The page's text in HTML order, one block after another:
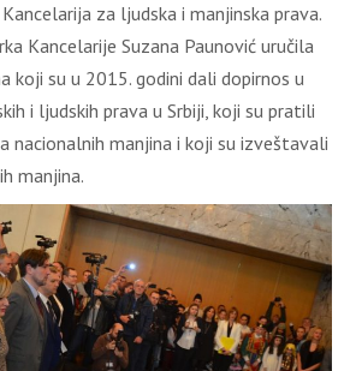
za ljudska i manjinska prava.
Kancelarije Suzana Paunović uručila
koji su u 2015. godini dali dopirnos u
i ljudskih prava u Srbiji, koji su pratili
nacionalnih manjina i koji su izveštavali
manjina.